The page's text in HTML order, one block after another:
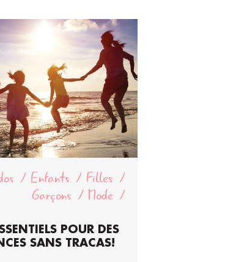
Enfants
Filles
Garçons
Mode
POUR DES
SANS TRACAS!